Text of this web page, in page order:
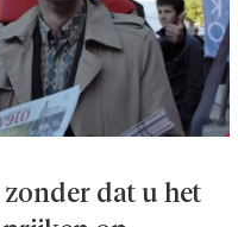
dat u het